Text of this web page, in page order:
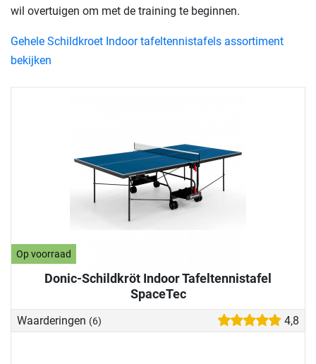
Op voorraad
Donic-Schildkröt Indoor Tafeltennistafel
SpaceTec
Waarderingen (6) 4,8
wil overtuigen om met de training te beginnen.
Gehele Schildkroet Indoor tafeltennistafels assortiment
bekijken